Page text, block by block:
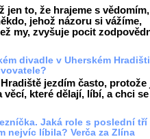
jen to, že hrajeme s
jehož názoru si vážíme,
my, zvyšuje pocit
divadle v Uherském
jezdím často, protože
věcí, které dělají, líbí, a chci
Jaká role s poslední tří
nejvíc líbila? Verča za Zlína